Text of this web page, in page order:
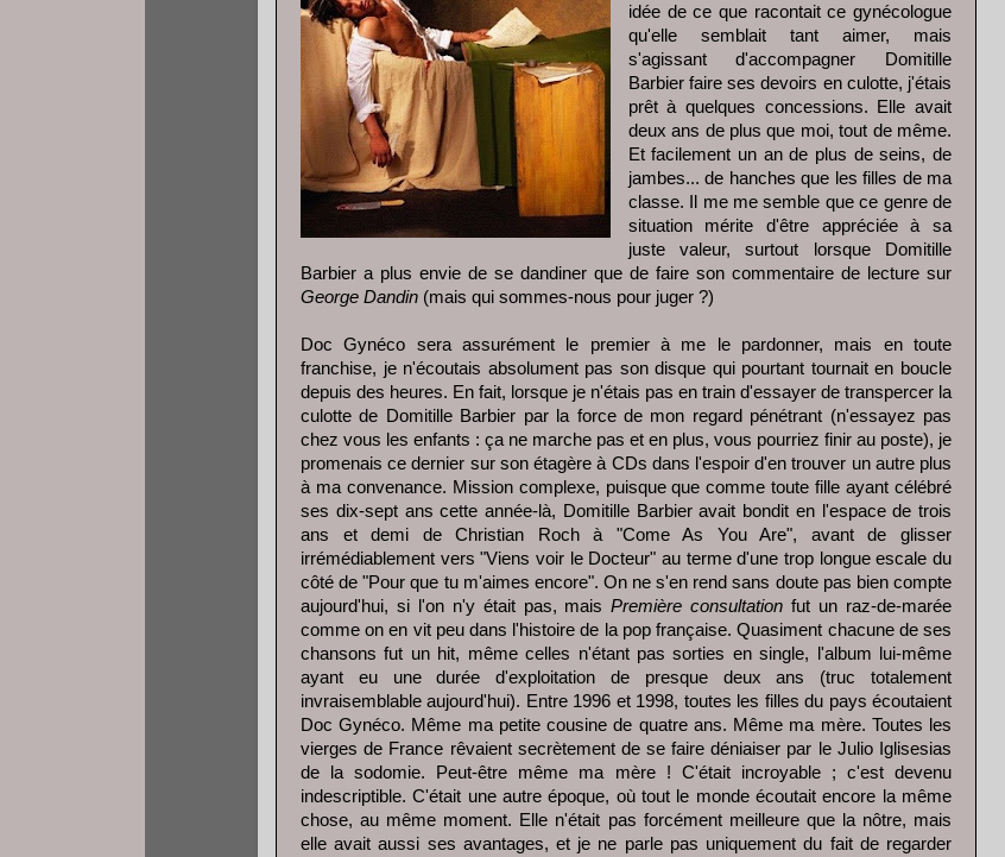
idée de ce que racontait ce gynécologue
qu'elle semblait tant aimer, mais
s'agissant d'accompagner Domitille
Barbier faire ses devoirs en culotte, j'étais
prêt à quelques concessions. Elle avait
deux ans de plus que moi, tout de même.
Et facilement un an de plus de seins, de
jambes... de hanches que les filles de ma
classe. Il me me semble que ce genre de
situation mérite d'être appréciée à sa
juste valeur, surtout lorsque Domitille
Barbier a plus envie de se dandiner que de faire son commentaire de lecture sur
George Dandin (mais qui sommes-nous pour juger ?)
Doc Gynéco sera assurément le premier à me le pardonner, mais en toute
franchise, je n'écoutais absolument pas son disque qui pourtant tournait en boucle
depuis des heures. En fait, lorsque je n'étais pas en train d'essayer de transpercer la
culotte de Domitille Barbier par la force de mon regard pénétrant (n'essayez pas
chez vous les enfants : ça ne marche pas et en plus, vous pourriez finir au poste), je
promenais ce dernier sur son étagère à CDs dans l'espoir d'en trouver un autre plus
à ma convenance. Mission complexe, puisque que comme toute fille ayant célébré
ses dix-sept ans cette année-là, Domitille Barbier avait bondit en l'espace de trois
ans et demi de Christian Roch à "Come As You Are", avant de glisser
irrémédiablement vers "Viens voir le Docteur" au terme d'une trop longue escale du
côté de "Pour que tu m'aimes encore". On ne s'en rend sans doute pas bien compte
aujourd'hui, si l'on n'y était pas, maisPremière consultation fut un raz-de-marée
comme on en vit peu dans l'histoire de la pop française. Quasiment chacune de ses
chansons fut un hit, même celles n'étant pas sorties en single, l'album lui-même
ayant eu une durée d'exploitation de presque deux ans (truc totalement
invraisemblable aujourd'hui). Entre 1996 et 1998, toutes les filles du pays écoutaient
Doc Gynéco. Même ma petite cousine de quatre ans. Même ma mère. Toutes les
vierges de France rêvaient secrètement de se faire déniaiser par le Julio Iglisesias
de la sodomie. Peut-être même ma mère ! C'était incroyable ; c'est devenu
indescriptible. C'était une autre époque, où tout le monde écoutait encore la même
chose, au même moment. Elle n'était pas forcément meilleure que la nôtre, mais
elle avait aussi ses avantages, et je ne parle pas uniquement du fait de regarder